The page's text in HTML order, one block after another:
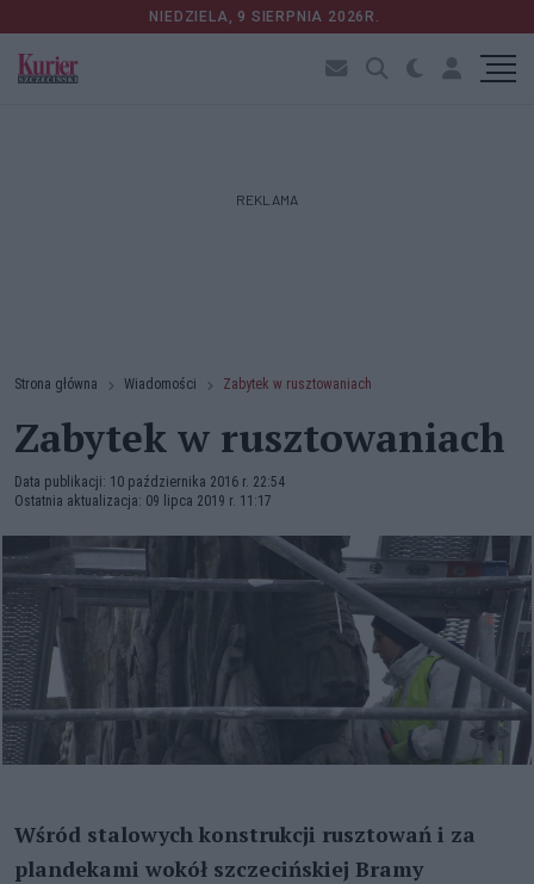
NIEDZIELA, 9 SIERPNIA 2026R.
REKLAMA
Strona główna Wiadomości Zabytek w rusztowaniach
Zabytek w rusztowaniach
Data publikacji: 10 października 2016 r. 22:54
Ostatnia aktualizacja: 09 lipca 2019 r. 11:17
Wśród stalowych konstrukcji rusztowań i za
plandekami wokół szczecińskiej Bramy